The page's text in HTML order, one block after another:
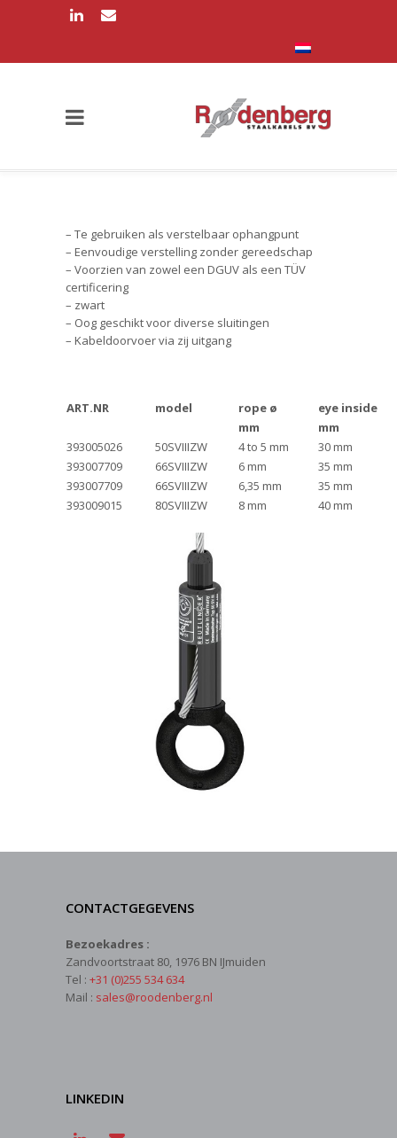
– Te gebruiken als verstelbaar ophangpunt
– Eenvoudige verstelling zonder gereedschap
– Voorzien van zowel een DGUV als een TÜV
certificering
– zwart
– Oog geschikt voor diverse sluitingen
– Kabeldoorvoer via zij uitgang
ART.NR model rope ø
eye inside
mm
mm
393005026
50SVIIIZW 4 to 5 mm
30 mm
393007709
66SVIIIZW 6 mm
35 mm
393007709
66SVIIIZW 6,35 mm
35 mm
393009015
80SVIIIZW 8 mm 40 mm
CONTACTGEGEVENS
Bezoekadres :
Zandvoortstraat 80, 1976 BN IJmuiden
Tel : +31 (0)255 534 634
Mail : sales@roodenberg.nl
LINKEDIN